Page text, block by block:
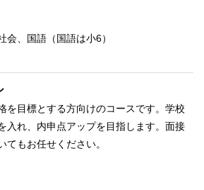
会、国語（国語は小6）
を目標とする方向けのコースです。学校
入れ、内申点アップを目指します。面接
てもお任せください。